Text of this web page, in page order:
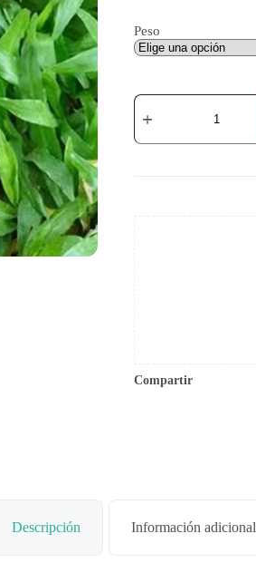
Peso
Semillas
de
Bahiana
Compartir
Descripción Información adicional